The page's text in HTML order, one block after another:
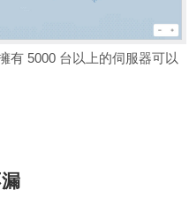
有 5000 台以上的伺服器可以